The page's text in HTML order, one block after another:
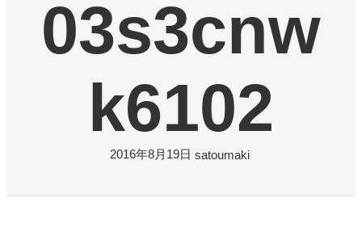
03s3cnw
k6102
2016年8月19日 satoumaki